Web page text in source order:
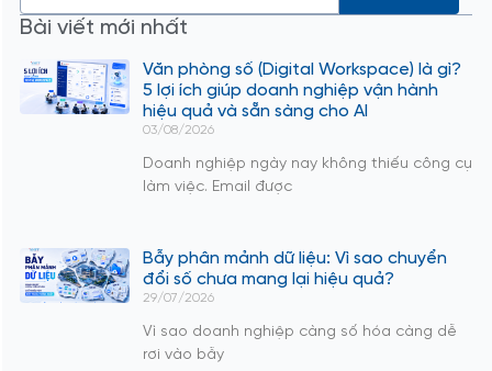
Bài viết mới nhất
Văn phòng số (Digital Workspace) là gì?
5 lợi ích giúp doanh nghiệp vận hành
hiệu quả và sẵn sàng cho AI
03/08/2026
Doanh nghiệp ngày nay không thiếu công cụ
làm việc. Email được
Bẫy phân mảnh dữ liệu: Vì sao chuyển
đổi số chưa mang lại hiệu quả?
29/07/2026
Vì sao doanh nghiệp càng số hóa càng dễ
rơi vào bẫy